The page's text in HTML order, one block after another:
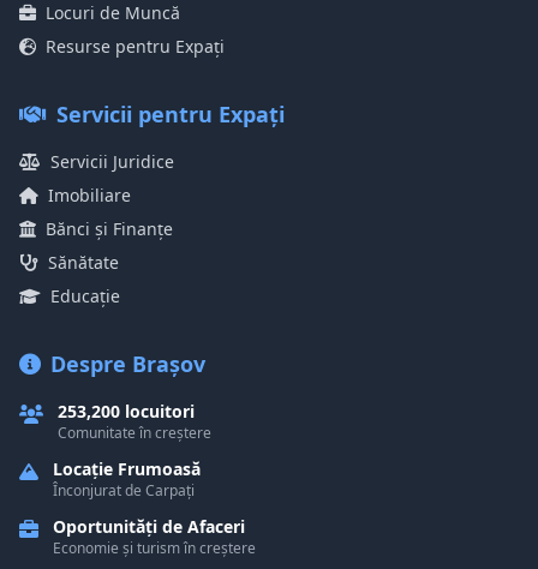
Locuri de Muncă
Resurse pentru Expați
Servicii pentru Expați
Servicii Juridice
Imobiliare
Bănci și Finanțe
Sănătate
Educație
Despre Brașov
253,200 locuitori
Comunitate în creștere
Locație Frumoasă
Înconjurat de Carpați
Oportunități de Afaceri
Economie și turism în creștere